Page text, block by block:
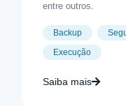
entre outros.
Backup
Execução
Saiba mais